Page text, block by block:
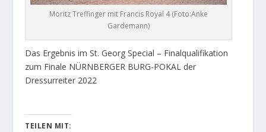
Moritz Treffinger mit Francis Royal 4 (Foto:Anke
Gardemann)
Das Ergebnis im St. Georg Special – Finalqualifikation
zum Finale NÜRNBERGER BURG-POKAL der
Dressurreiter 2022
TEILEN MIT: